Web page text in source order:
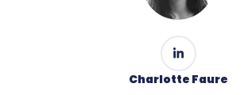
Charlotte Faure